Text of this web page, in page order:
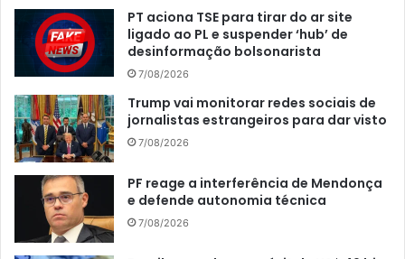
PT aciona TSE para tirar do ar site
ligado ao PL e suspender ‘hub’ de
desinformação bolsonarista
7/08/2026
Trump vai monitorar redes sociais de
jornalistas estrangeiros para dar visto
7/08/2026
PF reage a interferência de Mendonça
e defende autonomia técnica
7/08/2026